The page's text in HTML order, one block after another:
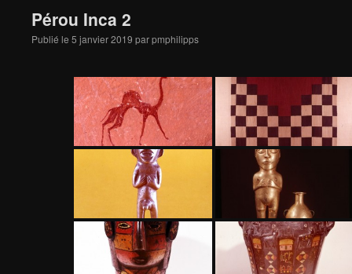
Pérou Inca 2
Publié le 5 janvier 2019 parpmphilipps